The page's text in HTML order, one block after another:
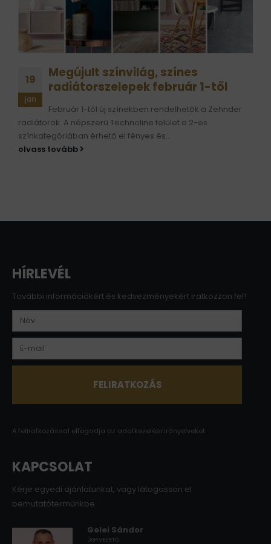
19
jan
Megújult színvilág, színes
radiátorszelepek február 1-től
Február 1-től új színekben rendelhetők a Zehnder
radiátorok. A népszerű Technoline felület a 2-es
színkategóriában érhető el fényes és...
olvass tovább
HÍRLEVÉL
További információkért és kedvezményekért iratkozzon fel!
A feliratkozással elfogadja az adatkezelési irányelveket.
KAPCSOLAT
Kérje egyedi ajánlatunkat, vagy látogasson el
bemutatótermünkbe.
Gelei Sándor
ÜGYVEZETŐ